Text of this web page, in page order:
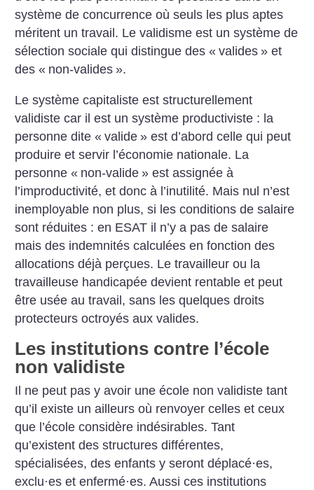
système de concurrence où seuls les plus aptes
méritent un travail. Le validisme est un système de
sélection sociale qui distingue des « valides » et
des « non-valides ».
Le système capitaliste est structurellement
validiste car il est un système productiviste : la
personne dite « valide » est d’abord celle qui peut
produire et servir l’économie nationale. La
personne « non-valide » est assignée à
l’improductivité, et donc à l’inutilité. Mais nul n’est
inemployable non plus, si les conditions de salaire
sont réduites : en ESAT il n’y a pas de salaire
mais des indemnités calculées en fonction des
allocations déjà perçues. Le travailleur ou la
travailleuse handicapée devient rentable et peut
être usée au travail, sans les quelques droits
protecteurs octroyés aux valides.
Les institutions contre l’école
non validiste
Il ne peut pas y avoir une école non validiste tant
qu’il existe un ailleurs où renvoyer celles et ceux
que l’école considère indésirables. Tant
qu’existent des structures différentes,
spécialisées, des enfants y seront déplacé·es,
exclu·es et enfermé·es. Aussi ces institutions